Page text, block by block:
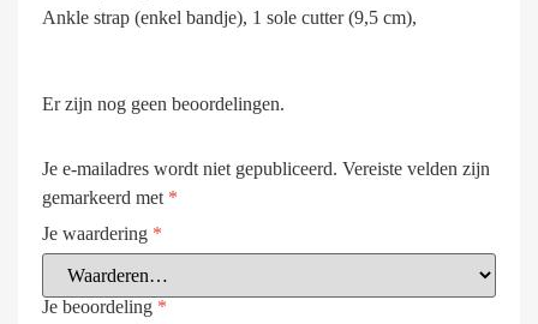
Ankle strap (enkel bandje), 1 sole cutter (9,5 cm),
Er zijn nog geen beoordelingen.
Je e-mailadres wordt niet gepubliceerd. Vereiste velden zijn
gemarkeerd met *
Je waardering *
Je beoordeling *